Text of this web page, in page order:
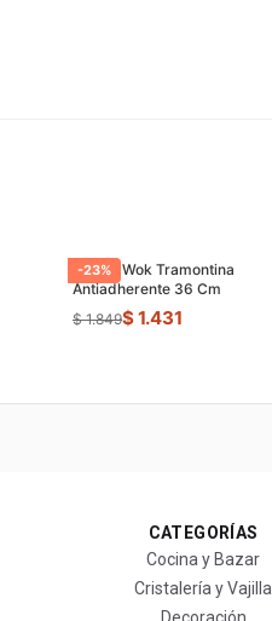
-23%
Sarten Wok Tramontina
Antiadherente 36 Cm
$ 1.849$ 1.431
CATEGORÍAS
Cocina y Bazar
Cristalería y Vajilla